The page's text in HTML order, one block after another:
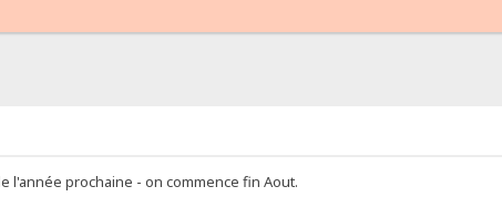
l'année prochaine - on commence fin Aout.